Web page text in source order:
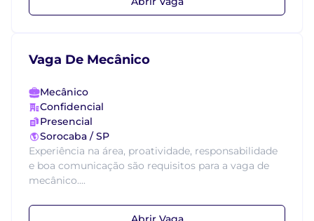
Vaga De Mecânico
Mecânico
Confidencial
Presencial
Sorocaba / SP
Experiência na área, proatividade, responsabilidade
e boa comunicação são requisitos para a vaga de
mecânico....